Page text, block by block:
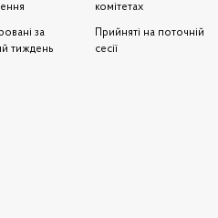
за
тиждень
комітетах
Прийняті на поточній
сесії